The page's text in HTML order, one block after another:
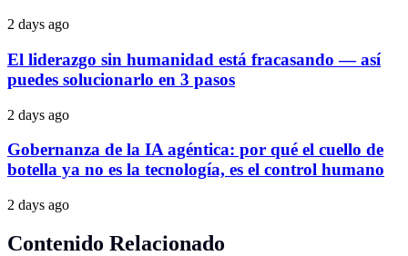
2 days ago
El liderazgo sin humanidad está fracasando — así
puedes solucionarlo en 3 pasos
2 days ago
Gobernanza de la IA agéntica: por qué el cuello de
botella ya no es la tecnología, es el control humano
2 days ago
Contenido Relacionado